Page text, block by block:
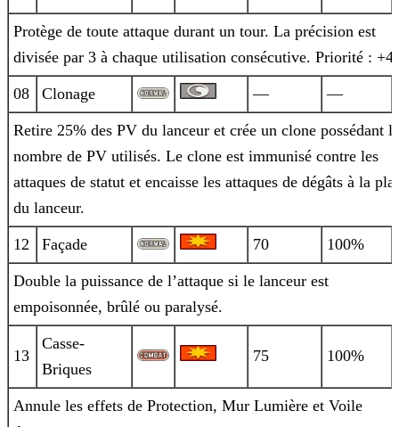
Protège de toute attaque durant un tour. La précision est
divisée par 3 à chaque utilisation consécutive. Priorité : +4.
08 Clonage — —
Retire 25% des PV du lanceur et crée un clone possédant le
nombre de PV utilisés. Le clone est immunisé contre les
attaques de statut et encaisse les attaques de dégâts à la
du lanceur.
12 Façade 70 100%
Double la puissance de l’attaque si le lanceur est
empoisonnée, brûlé ou paralysé.
13
Casse-
Briques
75 100%
Annule les effets de Protection, Mur Lumière et Voile